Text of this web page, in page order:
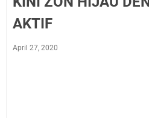
AKTIF
April 27, 2020